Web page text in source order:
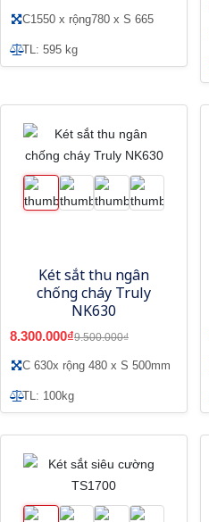
C1550 x rộng780 x S 665
TL: 595 kg
Két sắt thu ngân
chống cháy Truly
NK630
8.300.000₫9.500.000₫
C 630x rộng 480 x S 500mm
TL: 100kg